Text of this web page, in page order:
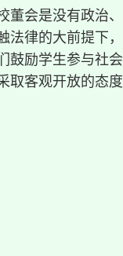
董会是没有政治
法律的大前提下
鼓励学生参与社
取客观开放的态度